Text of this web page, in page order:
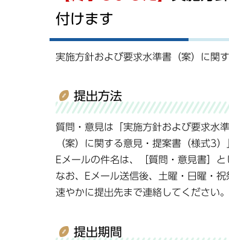
付けます
実施方針および要求水準書（案）に関
提出方法
質問・意見は「実施方針および要求水
（案）に関する意見・提案書（様式3
Eメールの件名は、［質問・意見書］と
なお、Eメール送信後、土曜・日曜・
速やかに提出先まで連絡してください。
提出期間